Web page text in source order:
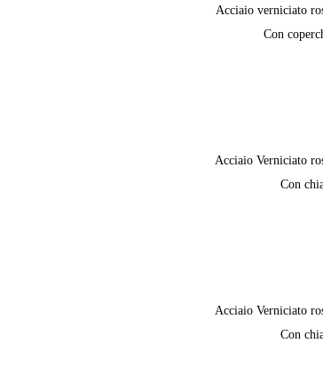
Acciaio verniciato
Con
Acciaio Verniciato
Con
Acciaio Verniciato
Con